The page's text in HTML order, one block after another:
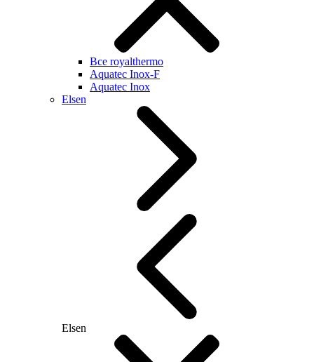
Все royalthermo
Aquatec Inox-F
Aquatec Inox
Elsen
Elsen